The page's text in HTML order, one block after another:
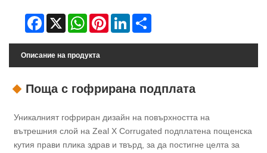
Facebook
X WhatsAppPinterestLinkedIn
Описание на продукта
Поща с гофрирана подплата
Уникалният гофриран дизайн на повърхността на
вътрешния слой на Zeal X Corrugated подплатена пощенска
кутия прави плика здрав и твърд, за да постигне целта за